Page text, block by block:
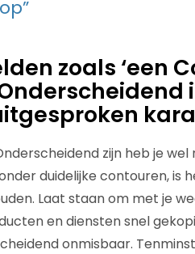
zoals ‘een
zijn heb je
duidelijke contouren, is
Laat staan om met je
en diensten snel
onmisbaar.